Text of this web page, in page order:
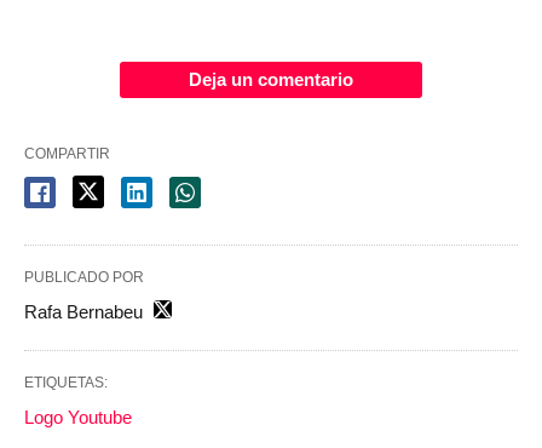
Deja un comentario
COMPARTIR
PUBLICADO POR
Rafa Bernabeu
ETIQUETAS:
Logo Youtube